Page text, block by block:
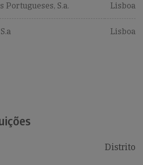
S.a. Lisboa
Lisboa
Distrito